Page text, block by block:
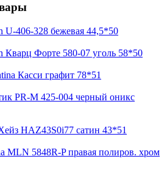
406-328 бежевая 44,5*50
Кварц Форте 580-07 уголь 58*50
Касси графит 78*51
PR-M 425-004 черный оникс
HAZ43S0i77 сатин 43*51
MLN 5848R-P правая полиров. хром